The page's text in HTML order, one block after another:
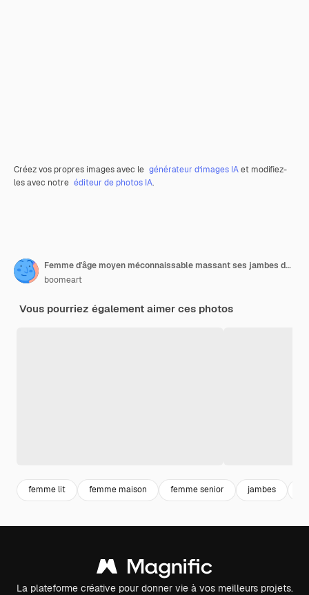
Créez vos propres images avec le générateur d’images IAet modifiez-
les avec notre éditeur de photos IA.
Femme d'âge moyen méconnaissable massant ses jambes dans la chambre
boomeart
Vous pourriez également aimer ces photos
femme lit femme maison femme senior jambes
La plateforme créative pour donner vie à vos meilleurs projets.